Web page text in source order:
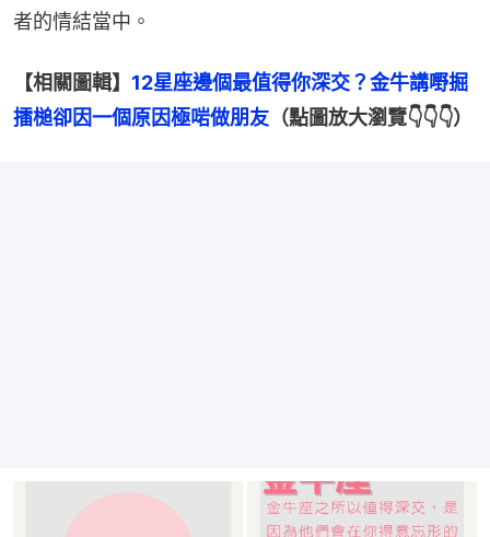
者的情結當中。
【相關圖輯】 12星座邊個最值得你深交？金牛講嘢掘
擂槌卻因一個原因極啱做朋友 （點圖放大瀏覽👇👇👇）